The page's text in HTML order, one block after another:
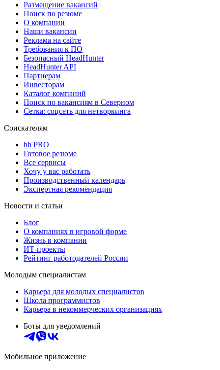
Размещение вакансий
Поиск по резюме
О компании
Наши вакансии
Реклама на сайте
Требования к ПО
Безопасный HeadHunter
HeadHunter API
Партнерам
Инвесторам
Каталог компаний
Поиск по вакансиям в Северном
Сетка: соцсеть для нетворкинга
Соискателям
hh PRO
Готовое резюме
Все сервисы
Хочу у вас работать
Производственный календарь
Экспертная рекомендация
Новости и статьи
Блог
О компаниях в игровой форме
Жизнь в компании
ИТ-проекты
Рейтинг работодателей России
Молодым специалистам
Карьера для молодых специалистов
Школа программистов
Карьера в некоммерческих организациях
Боты для уведомлений
Мобильное приложение